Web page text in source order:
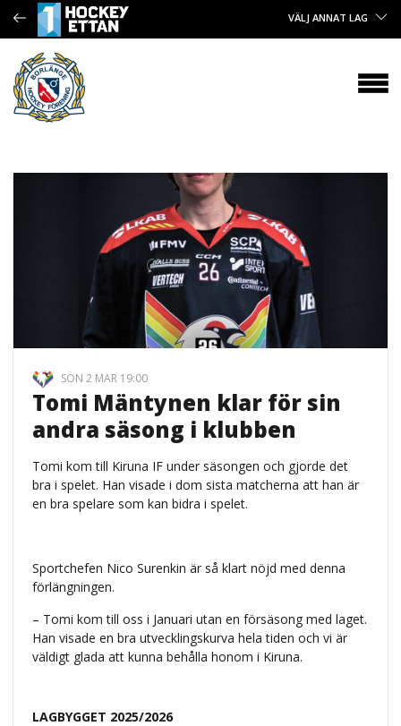
VÄLJ ANNAT LAG
SÖN 2 MAR 19:00
Tomi Mäntynen klar för sin
andra säsong i klubben
Tomi kom till Kiruna IF under säsongen och gjorde det
bra i spelet. Han visade i dom sista matcherna att han är
en bra spelare som kan bidra i spelet.
Sportchefen Nico Surenkin är så klart nöjd med denna
förlängningen.
– Tomi kom till oss i Januari utan en försäsong med laget.
Han visade en bra utvecklingskurva hela tiden och vi är
väldigt glada att kunna behålla honom i Kiruna.
LAGBYGGET 2025/2026